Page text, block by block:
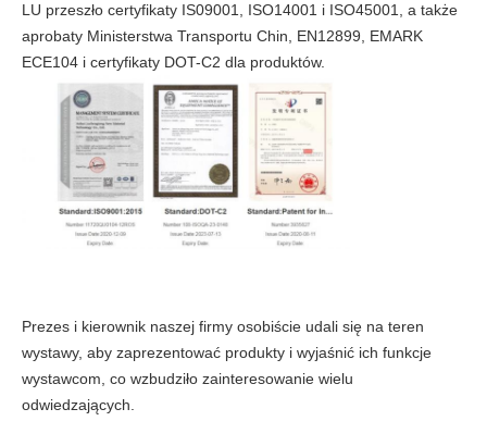
LU przeszło certyfikaty IS09001, ISO14001 i ISO45001, a także
aprobaty Ministerstwa Transportu Chin, EN12899, EMARK
ECE104 i certyfikaty DOT-C2 dla produktów.
Prezes i kierownik naszej firmy osobiście udali się na teren
wystawy, aby zaprezentować produkty i wyjaśnić ich funkcje
wystawcom, co wzbudziło zainteresowanie wielu
odwiedzających.